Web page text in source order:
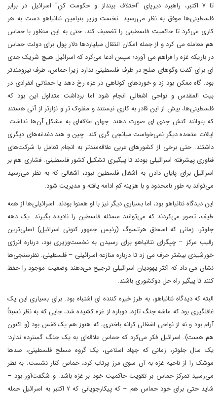
تا ۷ اکتبر، راهبرد دیرپای "اختلاف بینداز و حکومت کنِ" اسرائیل در برابر
فلسطینی‌ها موفق به نظر می‌رسید. نخست وزیر بنیامین نتانیاهو دست به هر
کاری می‌کرد تا حاکمیت فلسطینی‌ را تضعیف کند، حتی به این منظور با حماس
هم معامله می کرد و از جمله امکان انتقال میلیاردها دلار پول برای دولت حماس
در باریکه غزه را فراهم می آورد؛ سپس ادعا می‌کرد که اسرائیل هیچ شریک جدی
ای برای گفت وگوهای صلح در طرف فلسطینی ندارد زیرا حماس، طرف نیرومندتر
بود. گاه ممکن بود زد و خوردهای کوتاهی در غزه رخ دهد یا حملاتی انفرادی در
بیت المقدس و نواحی اشغالی انجام شود اما برداشت متداول این بود که
فلسطینی‌ها، بیش از این قادر به کاری نیستند و مفلوک تر و نزارتر از آنی هستند
که بتوانند کنشِ جدی ای صورت دهند. جهان علاقه‌ای به مشکل آن‌ها نداشت.
ایالات متحده دیگر نمی‌خواست میانجی گری کند. چین و هند دغدغه‌های دیگری
داشتند. حتی برخی از کشورهای عربی علاقه‌مندتر به انجام تعامل با شرکت‌های
فناوری پیشرفته اسرائیلی بودند تا پیگیری تشکیل کشور فلسطینی. فشاری هم بر
اسرائیل برای پایان دادن به اشغال فلسطین نبود، اشغالی که به نظر می‌رسید
می‌تواند به طور نامحدود و با هزینه کم ادامه یافته و مدیریت شود.
این دیدگاه نتانیاهو بود، اما بسیاری دیگر نیز با او همنوا بودند. اسرائیلی‌ها از همه
طیف، تصور می‌کردند که می‌توانند مسئله فلسطین را نادیده بگیرند. یک دهه
جلوتر، زمانی که اسحاق هرتسوگ (رئیس جمهور کنونی اسرائیل) اصلی‌ترین
رقیب مرکز – چپگرای نتانیاهو برای رسیدن به نخست‌وزیری بود، درباره انرژی
خورشیدی بیشتر حرف می زد تا درباره منازعه اسرائیلی – فلسطینی. نظرسنجی‌ها
نشان می داد که اکثر یهودیان اسرائیلی ترجیح می‌دهند وضعیت موجود را حفظ
کنند تا پیگیر راه حل دو‌کشوری باشند.
البته که دیدگاه نتانیاهو، به طرز خیره کننده ای اشتباه بود. برای بسیاری این یک
غافلگیری بود که ماشه جنگ تازه، دوباره از غزه کشیده شد، جایی که به نظر نسبتاً
آرام بود و نه از نواحی اشغالی کرانه باختری، که هنوز هم یک قفس بود (و اکنون
هم هست). اسرائیل فکر می‌کرد که حماس علاقه‌ای به یک جنگ گسترده ندارد:
یک سال جلوتر، زمانی که جهاد اسلامی، یک گروه مسلح فلسطینی، صدها
موشک را از ناحیه غزه به آن سوی مرز پرتاب کرد، حماس کنار نشست. به نظر
می‌رسید تمرکز حماس بر تقویت حاکمیت خود بر غزه باشد. و شگفت‌آور بود –
شاید حتی برای خود حماس هم – که پیکارجویانی که ۷ اکتبر به اسرائیل حمله